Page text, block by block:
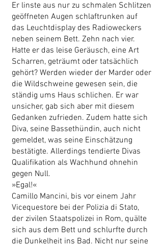
Er linste aus nur zu schmalen Schlitzen
geöffneten Augen schlaftrunken auf
das Leuchtdisplay des Radioweckers
neben seinem Bett. Zehn nach vier.
Hatte er das leise Geräusch, eine Art
Scharren, geträumt oder tatsächlich
gehört? Werden wieder der Marder oder
die Wildschweine gewesen sein, die
ständig ums Haus schlichen. Er war
unsicher, gab sich aber mit diesem
Gedanken zufrieden. Zudem hatte sich
Diva, seine Bassethündin, auch nicht
gemeldet, was seine Einschätzung
bestätigte. Allerdings tendierte Divas
Qualifikation als Wachhund ohnehin
gegen Null.
»Egal!«
Camillo Mancini, bis vor einem Jahr
Vicequestore bei der Polizia di Stato,
der zivilen Staatspolizei in Rom, quälte
sich aus dem Bett und schlurfte durch
die Dunkelheit ins Bad. Nicht nur seine